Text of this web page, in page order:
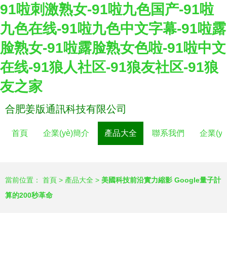
91啦刺激熟女-91啦九色国产-91啦
九色在线-91啦九色中文字幕-91啦露
脸熟女-91啦露脸熟女色啦-91啦中文
在线-91狼人社区-91狼友社区-91狼
友之家
合肥姜版通訊科技有限公司
首頁 企業(yè)簡介 產品大全 聯系我們 企業
當前位置： 首頁 > 產品大全 > 美國科技前沿實力縮影 Google量子計
算的200秒革命